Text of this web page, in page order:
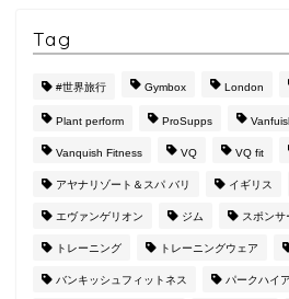
Tag
#世界旅行 Gymbox London
Plant perform ProSupps
Vanquish Fitness VQ VQ fit
アヤナリゾート＆スパ バリ イギリス
エヴァンゲリオン ジム スポンサ
トレーニング トレーニングウェア
バンキッシュフィットネス パークハイ